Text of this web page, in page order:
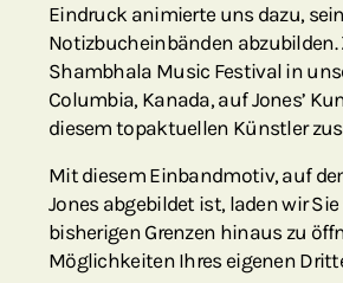
Eindruck animierte uns dazu,
Notizbucheinbänden
Shambhala Music Festival in
Columbia, Kanada, auf Jones’
diesem topaktuellen Künstler
Mit diesem Einbandmotiv, auf
Jones abgebildet ist, laden wir
bisherigen Grenzen hinaus zu
Möglichkeiten Ihres eigenen